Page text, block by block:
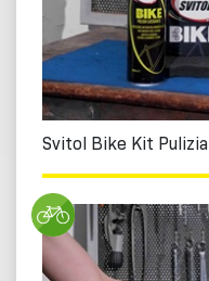
Svitol Bike Kit Pulizia